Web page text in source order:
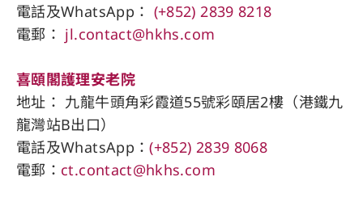
電話及WhatsApp： (+852) 2839 8218
電郵： jl.contact@hkhs.com
喜頤閣護理安老院
地址： 九龍牛頭角彩霞道55號彩頤居2樓（港鐵九
龍灣站B出口）
電話及WhatsApp：(+852) 2839 8068
電郵： ct.contact@hkhs.com